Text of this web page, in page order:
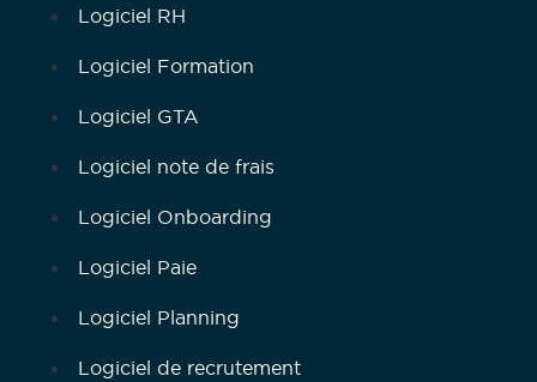
Logiciel RH
Logiciel Formation
Logiciel GTA
Logiciel note de frais
Logiciel Onboarding
Logiciel Paie
Logiciel Planning
Logiciel de recrutement